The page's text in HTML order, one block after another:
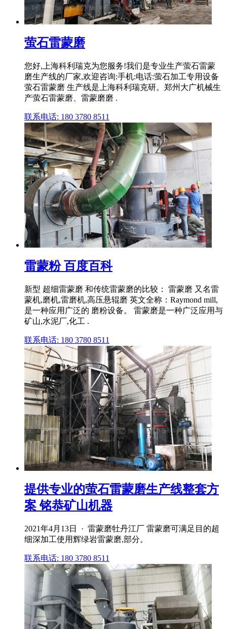
萤石雷蒙磨
您好,上海科利瑞克为您服务!我们是专业生产萤石雷蒙
磨生产线的厂家,欢迎咨询:手机:电话:萤石加工专用设备
萤石雷蒙磨 生产线是上海科利瑞克研。郑州大广机械生
产萤石雷蒙磨、雷蒙磨磨 .
联系电话: 180 3780 8511
雷蒙粉 百度百科
新型 超细雷蒙磨 和传统雷蒙磨的比较： 雷蒙磨 又名雷
蒙机,磨机,雷磨机,高压悬辊磨 英文全称：Raymond mill,
是一种应用广泛的 磨粉设备。 雷蒙磨是一种广泛应用与
矿山,水泥厂,化工 .
联系电话: 180 3780 8511
提供专业的萤石雷蒙磨生产线整套方
案 铭恭矿山机器
2021年4月13日 · 雷蒙磨牡丹江厂 雷蒙磨可满足目的超
细深加工使用辉绿岩雷蒙磨,部分。
联系电话: 180 3780 8511